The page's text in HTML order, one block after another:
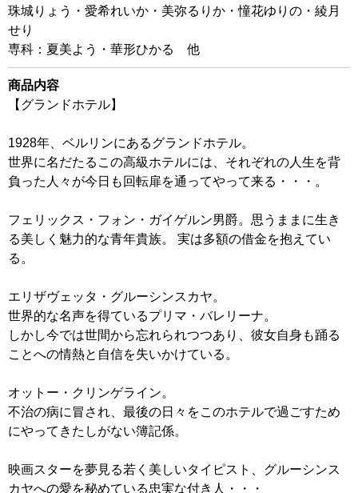
珠城りょう・愛希れいか・美弥るりか・憧花ゆりの・綾月
せり
専科：夏美よう・華形ひかる 他
商品内容
【グランドホテル】
1928年、ベルリンにあるグランドホテル。
世界に名だたるこの高級ホテルには、それぞれの人生を背
負った人々が今日も回転扉を通ってやって来る・・・。
フェリックス・フォン・ガイゲルン男爵。思うままに生き
る美しく魅力的な青年貴族。 実は多額の借金を抱えてい
る。
エリザヴェッタ・グルーシンスカヤ。
世界的な名声を得ているプリマ・バレリーナ。
しかし今では世間から忘れられつつあり、彼女自身も踊る
ことへの情熱と自信を失いかけている。
オットー・クリンゲライン。
不治の病に冒され、最後の日々をこのホテルで過ごすため
にやってきたしがない簿記係。
映画スターを夢見る若く美しいタイピスト、グルーシンス
カヤへの愛を秘めている忠実な付き人・・・